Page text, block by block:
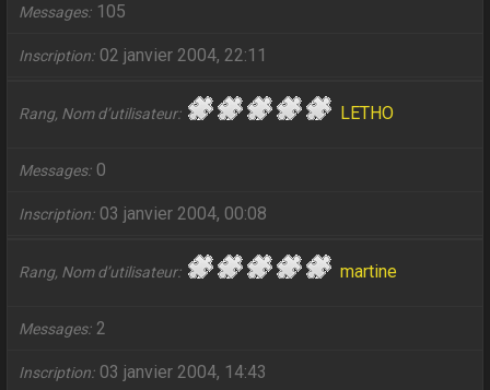
Messages 105
Inscription 02 janvier 2004, 22:11
Rang, Nom d’utilisateur LETHO
Messages 0
Inscription 03 janvier 2004, 00:08
Rang, Nom d’utilisateur martine
Messages 2
Inscription 03 janvier 2004, 14:43